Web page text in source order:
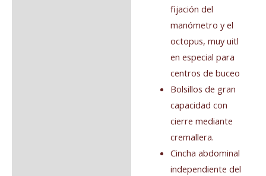
fijación del
manómetro y el
octopus, muy uitl
en especial para
centros de buceo
Bolsillos de gran
capacidad con
cierre mediante
cremallera.
Cincha abdominal
independiente del